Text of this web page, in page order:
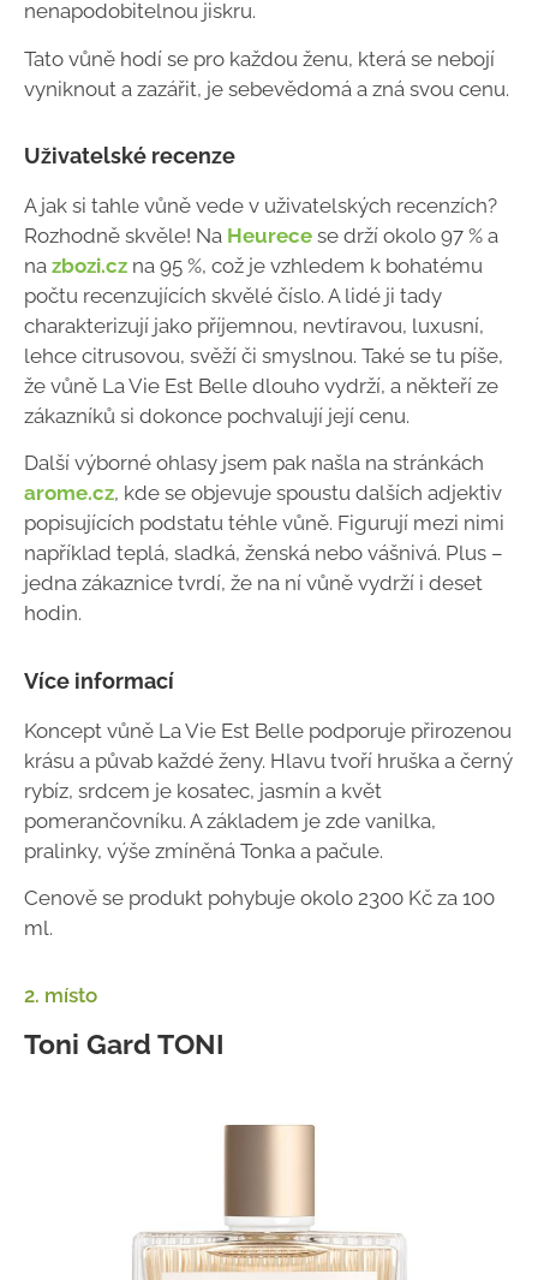
nenapodobitelnou jiskru.
Tato vůně hodí se pro každou ženu, která se nebojí
vyniknout a zazářit, je sebevědomá a zná svou cenu.
Uživatelské recenze
A jak si tahle vůně vede v uživatelských recenzích?
Rozhodně skvěle! Na Heurece se drží okolo 97 % a
na zbozi.cz na 95 %, což je vzhledem k bohatému
počtu recenzujících skvělé číslo. A lidé ji tady
charakterizují jako příjemnou, nevtíravou, luxusní,
lehce citrusovou, svěží či smyslnou. Také se tu píše,
že vůně La Vie Est Belle dlouho vydrží, a někteří ze
zákazníků si dokonce pochvalují její cenu.
Další výborné ohlasy jsem pak našla na stránkách
arome.cz, kde se objevuje spoustu dalších adjektiv
popisujících podstatu téhle vůně. Figurují mezi nimi
například teplá, sladká, ženská nebo vášnivá. Plus –
jedna zákaznice tvrdí, že na ní vůně vydrží i deset
hodin.
Více informací
Koncept vůně La Vie Est Belle podporuje přirozenou
krásu a půvab každé ženy. Hlavu tvoří hruška a černý
rybíz, srdcem je kosatec, jasmín a květ
pomerančovníku. A základem je zde vanilka,
pralinky, výše zmíněná Tonka a pačule.
Cenově se produkt pohybuje okolo 2300 Kč za 100
ml.
2. místo
Toni Gard TONI